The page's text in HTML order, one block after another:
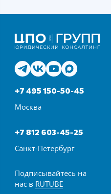
+7 495 150-50-45
Москва
+7 812 603-45-25
Санкт-Петербург
Подписывайтесь на
нас в RUTUBE